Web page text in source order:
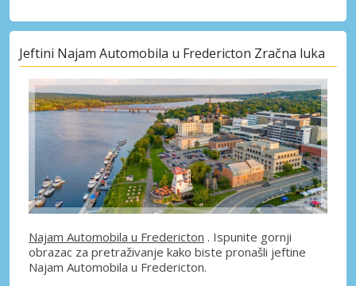
Jeftini Najam Automobila u Fredericton Zračna luka
Najam Automobila u Fredericton . Ispunite gornji
obrazac za pretraživanje kako biste pronašli jeftine
Najam Automobila u Fredericton.